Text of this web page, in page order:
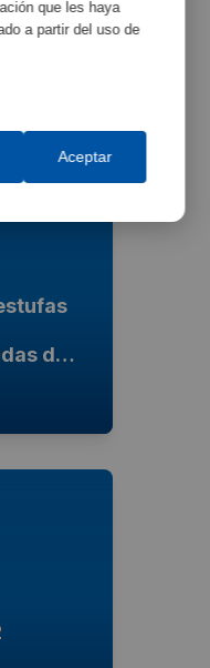
de
que les haya
a partir del uso de
Aceptar